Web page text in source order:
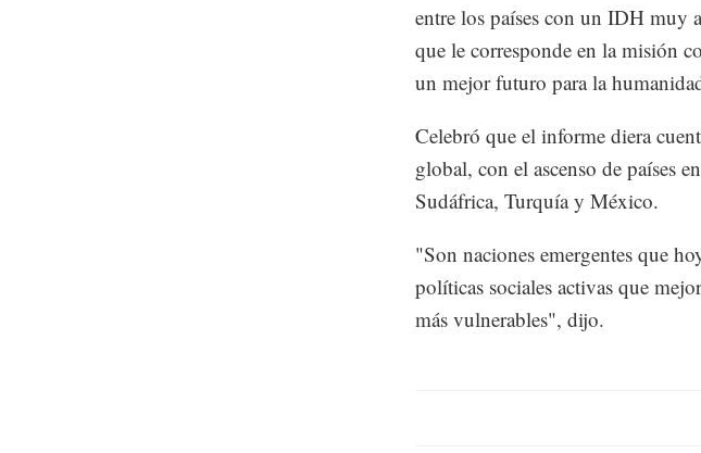
entre los países con un IDH muy
que le corresponde en la misión
un mejor futuro para la
Celebró que el informe diera
global, con el ascenso de países
Sudáfrica, Turquía y México.
"Son naciones emergentes que
políticas sociales activas que
más vulnerables", dijo.